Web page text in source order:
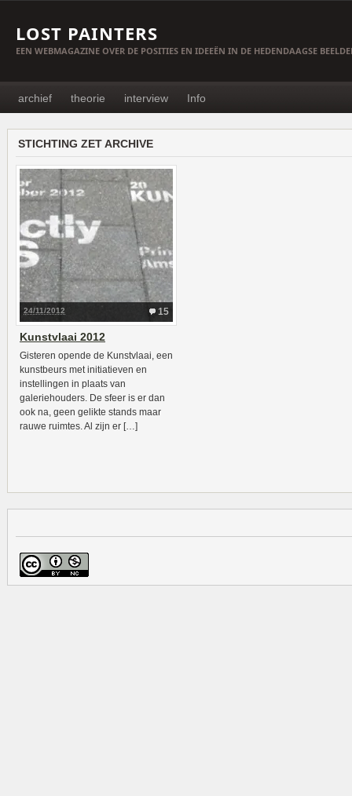
LOST PAINTERS
EEN WEBMAGAZINE OVER DE POSITIES EN IDEEËN IN DE HEDENDAAGSE
archief theorie interview Info
STICHTING ZET ARCHIVE
15
24/11/2012
Kunstvlaai 2012
Gisteren opende de Kunstvlaai, een
kunstbeurs met initiatieven en
instellingen in plaats van
galeriehouders. De sfeer is er dan
ook na, geen gelikte stands maar
rauwe ruimtes. Al zijn er […]